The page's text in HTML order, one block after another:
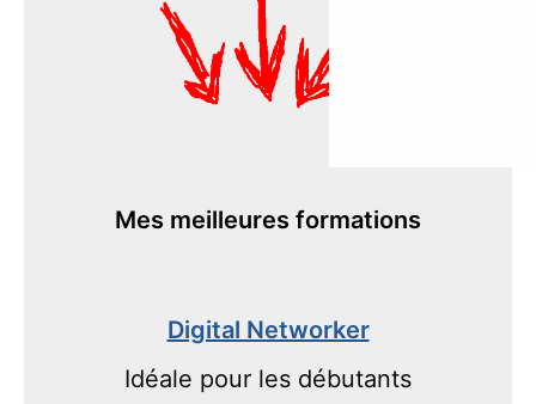
Mes meilleures formations
Digital Networker
Idéale pour les débutants